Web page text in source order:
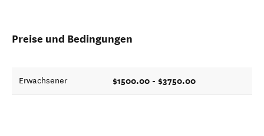
Preise und Bedingungen
Erwachsener $1500.00 - $3750.00